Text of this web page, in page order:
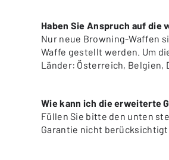
Haben Sie Anspruch auf die
Nur neue Browning-Waffen
Waffe gestellt werden. Um
Länder: Österreich, Belgien,
Wie kann ich die erweiterte
Füllen Sie bitte den unten
Garantie nicht